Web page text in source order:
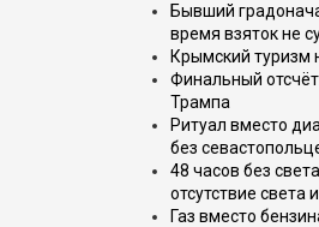
Бывший
время взяток не
Крымский туризм
Финальный
Трампа
Ритуал вместо
без
48 часов без
отсутствие
Газ вместо